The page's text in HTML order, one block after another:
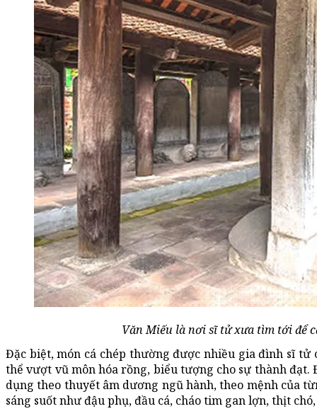
Văn Miếu là nơi sĩ tử xưa tìm tới để
Đặc biệt, món cá chép thường được nhiều gia đình sĩ
thể vượt vũ môn hóa rồng, biểu tượng cho sự thành
dụng theo thuyết âm dương ngũ hành, theo mệnh của
sáng suốt như đậu phụ, đầu cá, cháo tim gan lợn, thịt